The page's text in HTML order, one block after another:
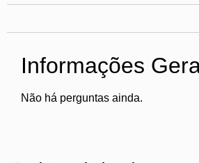
Informações
Não há perguntas ainda.